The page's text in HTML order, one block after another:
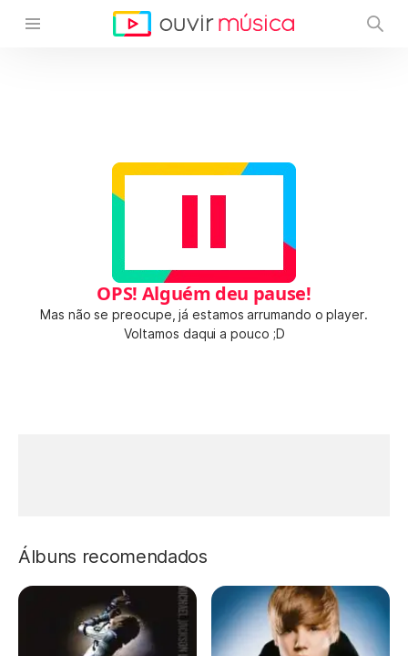
OPS! Alguém deu pause!
Mas não se preocupe, já estamos arrumando o player.
Voltamos daqui a pouco ;D
Álbuns recomendados